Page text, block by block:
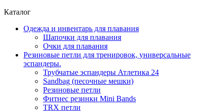
Каталог
Одежда и инвентарь для плавания
Шапочки для плавания
Очки для плавания
Резиновые петли для тренировок, универсальные
эспандеры.
Трубчатые эспандеры Атлетика 24
Sandbag (песочные мешки)
Резиновые петли
Фитнес резинки Mini Bands
TRX петли